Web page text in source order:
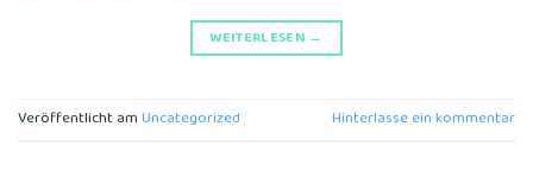
WEITERLESEN →
Veröffentlicht amUncategorized Hinterlasse ein kommentar